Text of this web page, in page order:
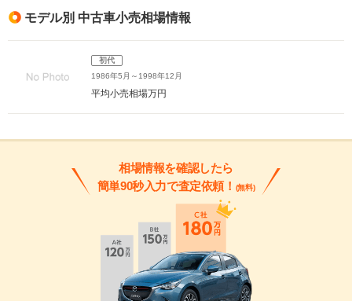
モデル別 中古車小売相場情報
初代
1986年5月～1998年12月
平均小売相場万円
相場情報を確認したら
簡単90秒入力で査定依頼！ (無料)